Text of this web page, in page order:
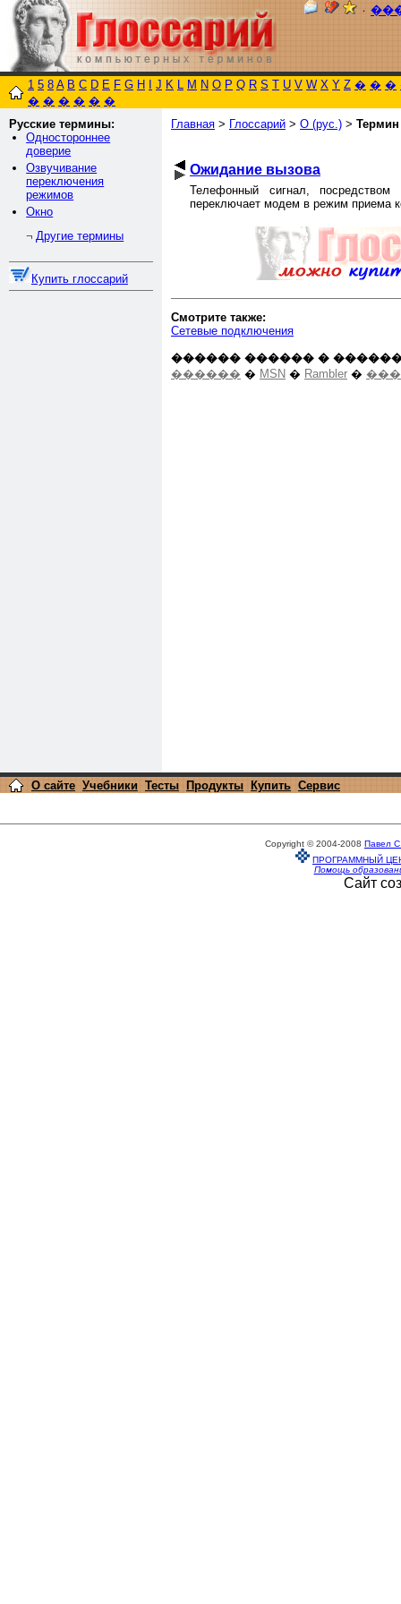
٠
1 5 8 A B C D E F G H J K L M N O P Q R S T U V W X Y Z � � �
� � � � � �
Русские термины:
Одностороннее
доверие
Озвучивание
переключения
режимов
Окно
¬ Другие термины
Купить глоссарий
Главная > Глоссарий > О (рус.) > Термин
Ожидание вызова
Телефонный сигнал, посредством
переключает модем в режим приема
Смотрите также:
Сетевые подключения
������ ������ �
������ � MSN � Rambler �
О сайте Учебники Тесты Продукты Купить Сервис
Copyright © 2004-2008 Павел
ПРОГРАММНЫЙ
Помощь
Сайт